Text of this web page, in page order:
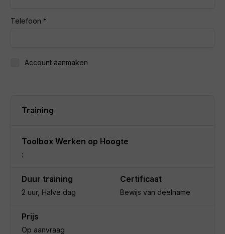
Telefoon
Account aanmaken
Training
Toolbox Werken op Hoogte
:
Duur training
2 uur, Halve dag
Certificaat
Bewijs van deelname
Prijs
Op aanvraag